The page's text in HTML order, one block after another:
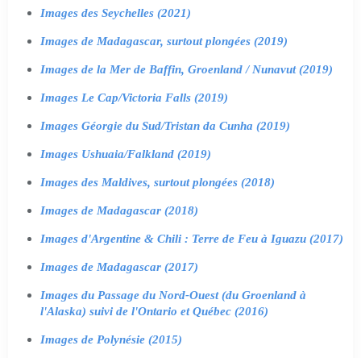
Images des Seychelles (2021)
Images de Madagascar, surtout plongées (2019)
Images de la Mer de Baffin, Groenland / Nunavut (2019)
Images Le Cap/Victoria Falls (2019)
Images Géorgie du Sud/Tristan da Cunha (2019)
Images Ushuaia/Falkland (2019)
Images des Maldives, surtout plongées (2018)
Images de Madagascar (2018)
Images d'Argentine & Chili : Terre de Feu à Iguazu (2017)
Images de Madagascar (2017)
Images du Passage du Nord-Ouest (du Groenland à
l'Alaska) suivi de l'Ontario et Québec (2016)
Images de Polynésie (2015)